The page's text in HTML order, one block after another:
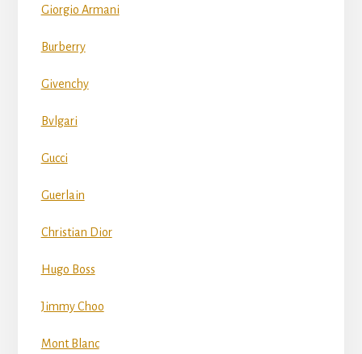
Giorgio Armani
Burberry
Givenchy
Bvlgari
Gucci
Guerlain
Christian Dior
Hugo Boss
Jimmy Choo
Mont Blanc